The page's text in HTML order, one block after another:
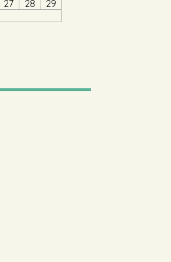
27 28
29